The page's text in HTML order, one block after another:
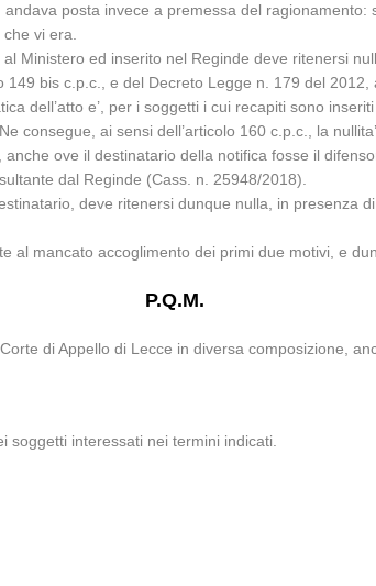
posta invece a premessa del ragionamento:
vi era.
Ministero ed inserito nel Reginde deve ritenersi
bis c.p.c., e del Decreto Legge n. 179 del
dell’atto e’, per i soggetti i cui recapiti sono
consegue, ai sensi dell’articolo 160 c.p.c., la
ove il destinatario della notifica fosse il
dal Reginde (Cass. n. 25948/2018).
deve ritenersi dunque nulla, in presenza
mancato accoglimento dei primi due motivi, e
P.Q.M.
di Appello di Lecce in diversa composizione,
interessati nei termini indicati.